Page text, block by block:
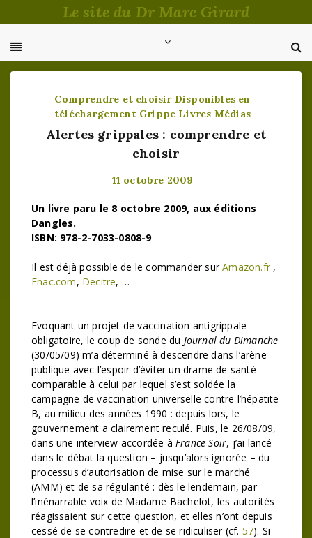
au
Le site du Dr Marc Girard
Comprendre et choisir Disponibles en
téléchargement Grippe Livres Médias
Alertes grippales : comprendre et
choisir
11 octobre 2009
Un livre paru le 8 octobre 2009, aux éditions
Dangles.
ISBN: 978-2-7033-0808-9
Il est déjà possible de le commander surAmazon.fr ,
Fnac.com, Decitre, …
Evoquant un projet de vaccination antigrippale
obligatoire, le coup de sonde du Journal du Dimanche
(30/05/09) m’a déterminé à descendre dans l’arène
publique avec l’espoir d’éviter un drame de santé
comparable à celui par lequel s’est soldée la
campagne de vaccination universelle contre l’hépatite
B, au milieu des années 1990 : depuis lors, le
gouvernement a clairement reculé. Puis, le 26/08/09,
dans une interview accordée à France Soir, j’ai lancé
dans le débat la question – jusqu’alors ignorée – du
processus d’autorisation de mise sur le marché
(AMM) et de sa régularité : dès le lendemain, par
l’inénarrable voix de Madame Bachelot, les autorités
réagissaient sur cette question, et elles n’ont depuis
cessé de se contredire et de se ridiculiser (cf. 57). Si